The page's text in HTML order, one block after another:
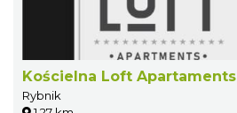
Kościelna Loft Apartaments
Rybnik